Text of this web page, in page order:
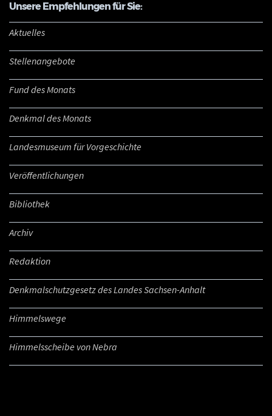
Unsere Empfehlungen für Sie:
Aktuelles
Stellenangebote
Fund des Monats
Denkmal des Monats
Landesmuseum für Vorgeschichte
Veröffentlichungen
Bibliothek
Archiv
Redaktion
Denkmalschutzgesetz des Landes Sachsen-Anhalt
Himmelswege
Himmelsscheibe von Nebra